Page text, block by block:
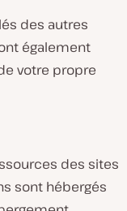
des autres
également
votre propre
des sites
sont hébergés